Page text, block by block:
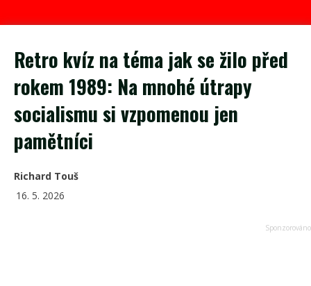
Retro kvíz na téma jak se žilo před
rokem 1989: Na mnohé útrapy
socialismu si vzpomenou jen
pamětníci
Richard Touš
16. 5. 2026